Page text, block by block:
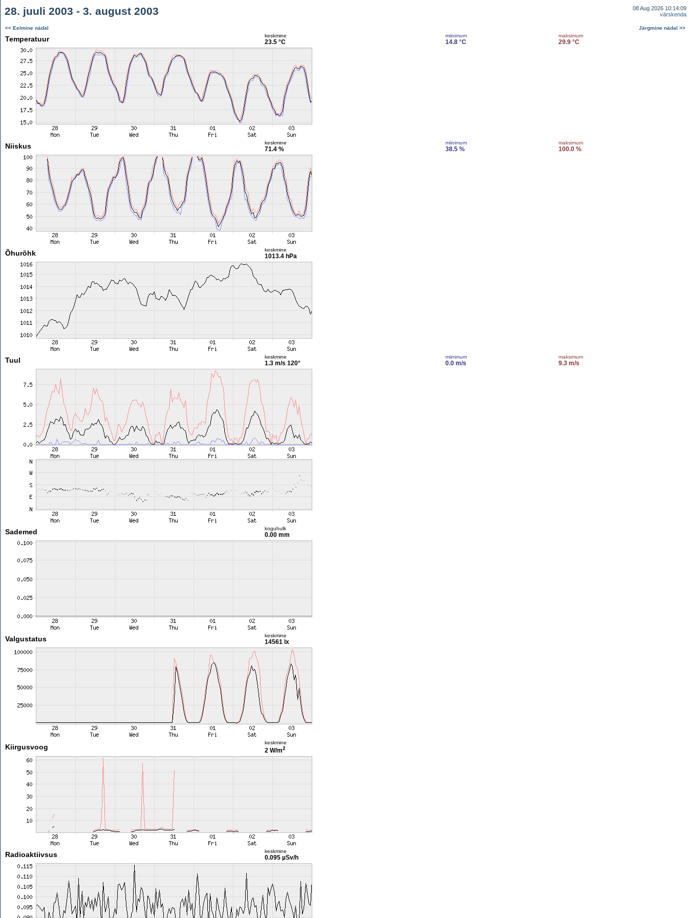
28. juuli 2003 - 3. august 2003
08 Aug 2026 10:14:09
värskenda
<< Eelmine nädal Järgmine nädal >>
Temperatuur keskmine
23.5 °C
miinimum
14.8 °C
maksimum
29.9 °C
Niiskus keskmine
71.4 %
miinimum
38.5 %
maksimum
100.0 %
Õhurõhk keskmine
1013.4 hPa
Tuul keskmine
1.3 m/s 120°
miinimum
0.0 m/s
maksimum
9.3 m/s
Sademed koguhulk
0.00 mm
Valgustatus keskmine
14561 lx
Kiirgusvoog
keskmine
2 W/m2
Radioaktiivsus keskmine
0.095 µSv/h